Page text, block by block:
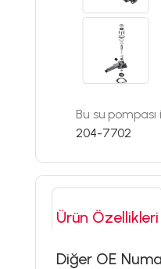
Bu su
204-7702
Ürün Özellikleri
Diğer OE